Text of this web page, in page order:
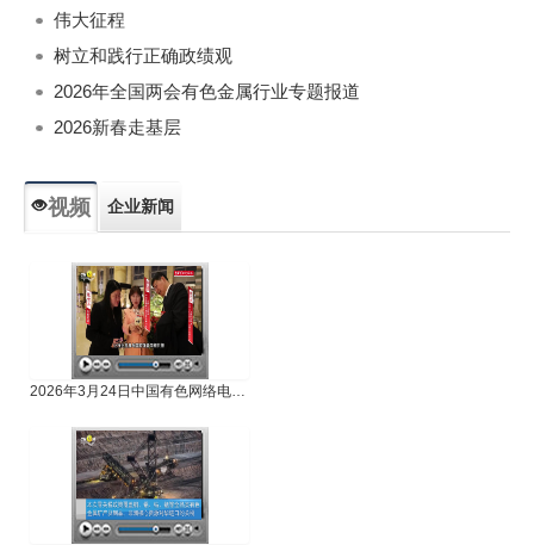
伟大征程
树立和践行正确政绩观
2026年全国两会有色金属行业专题报道
2026新春走基层
视频 企业新闻
2026年3月24日中国有色网络电视新闻